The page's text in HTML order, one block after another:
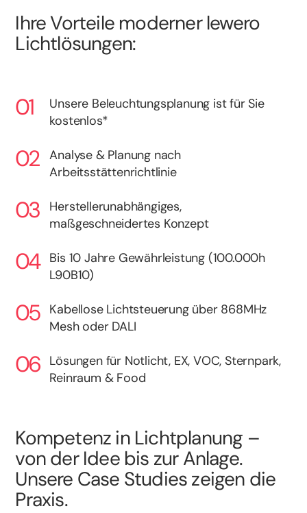
Ihre Vorteile moderner lewero
Lichtlösungen:
Unsere Beleuchtungsplanung ist für Sie
kostenlos*
Analyse & Planung nach
Arbeitsstättenrichtlinie
Herstellerunabhängiges,
maßgeschneidertes Konzept
Bis 10 Jahre Gewährleistung (100.000h
L90B10)
Kabellose Lichtsteuerung über 868MHz
Mesh oder DALI
Lösungen für Notlicht, EX, VOC, Sternpark,
Reinraum & Food
Kompetenz in Lichtplanung –
von der Idee bis zur Anlage.
Unsere Case Studies zeigen die
Praxis.